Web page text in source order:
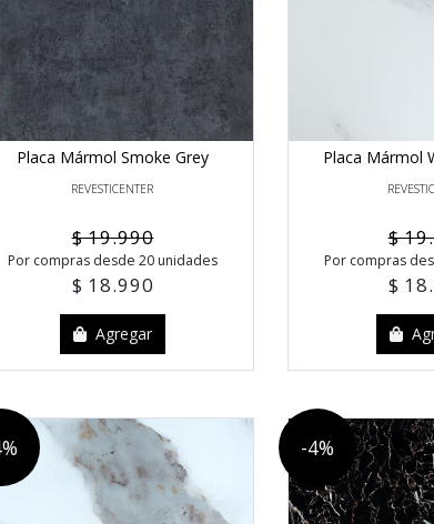
Placa Mármol Smoke Grey
REVESTICENTER
$ 19.990
Por compras desde 20 unidades
$ 18.990
Agregar
Placa Mármol
$
Por compras
$
-4%